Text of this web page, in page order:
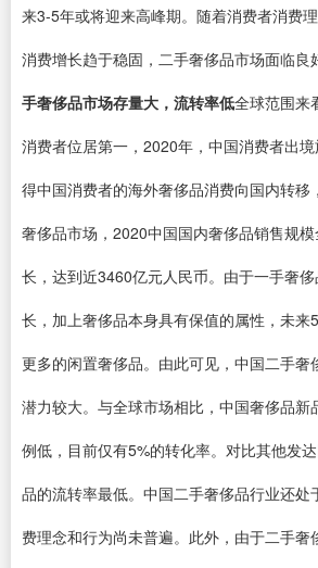
来3-5年或将迎来高峰期。随着消费者消费
消费增长趋于稳固，二手奢侈品市场面临良
手奢侈品市场存量大，流转率低全球范围来
消费者位居第一，2020年，中国消费者出
得中国消费者的海外奢侈品消费向国内转移
奢侈品市场，2020中国国内奢侈品销售规
长，达到近3460亿元人民币。由于一手奢
长，加上奢侈品本身具有保值的属性，未来
更多的闲置奢侈品。由此可见，中国二手奢
潜力较大。与全球市场相比，中国奢侈品新
例低，目前仅有5%的转化率。对比其他发
品的流转率最低。中国二手奢侈品行业还处
费理念和行为尚未普遍。此外，由于二手奢